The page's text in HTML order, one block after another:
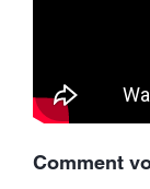
Comment